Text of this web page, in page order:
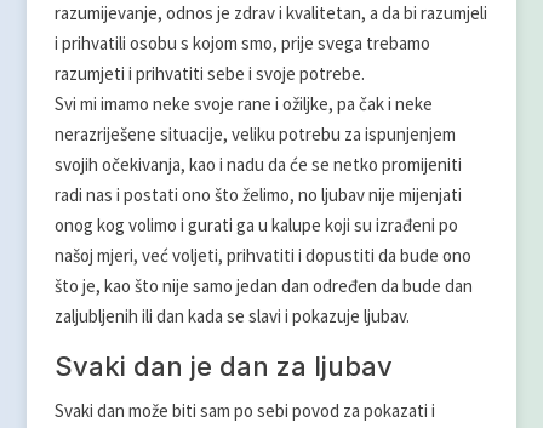
razumijevanje, odnos je zdrav i kvalitetan, a da bi razumjeli
i prihvatili osobu s kojom smo, prije svega trebamo
razumjeti i prihvatiti sebe i svoje potrebe.
Svi mi imamo neke svoje rane i ožiljke, pa čak i neke
nerazriješene situacije, veliku potrebu za ispunjenjem
svojih očekivanja, kao i nadu da će se netko promijeniti
radi nas i postati ono što želimo, no ljubav nije mijenjati
onog kog volimo i gurati ga u kalupe koji su izrađeni po
našoj mjeri, već voljeti, prihvatiti i dopustiti da bude ono
što je, kao što nije samo jedan dan određen da bude dan
zaljubljenih ili dan kada se slavi i pokazuje ljubav.
Svaki dan je dan za ljubav
Svaki dan može biti sam po sebi povod za pokazati i